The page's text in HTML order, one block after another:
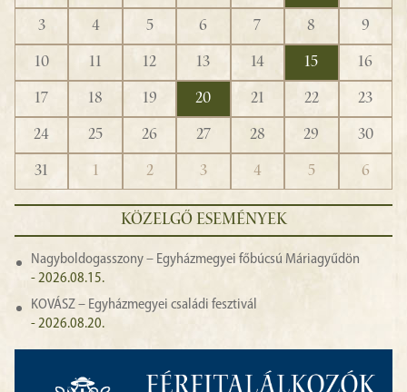
3
4 5 6 7 8
9
10
11 12 13 14 15
16
17
18 19 20 21 22
23
24
25 26 27 28 29
30
31
1 2 3 4 5 6
KÖZELGŐ ESEMÉNYEK
Nagyboldogasszony – Egyházmegyei főbúcsú Máriagyűdön
- 2026.08.15.
KOVÁSZ – Egyházmegyei családi fesztivál
- 2026.08.20.